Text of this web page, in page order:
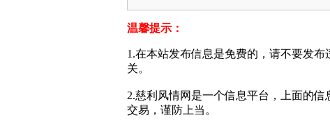
温馨提示：
1.在本站发布信息是免费的，请不要发
关。
2.慈利风情网是一个信息平台，上面的
交易，谨防上当。